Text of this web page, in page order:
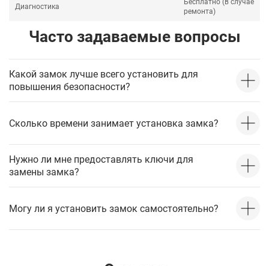
Диагностика
Бесплатно (в случае
ремонта)
Часто задаваемые вопросы
Какой замок лучше всего установить для
повышения безопасности?
Сколько времени занимает установка замка?
Нужно ли мне предоставлять ключи для
замены замка?
Могу ли я установить замок самостоятельно?